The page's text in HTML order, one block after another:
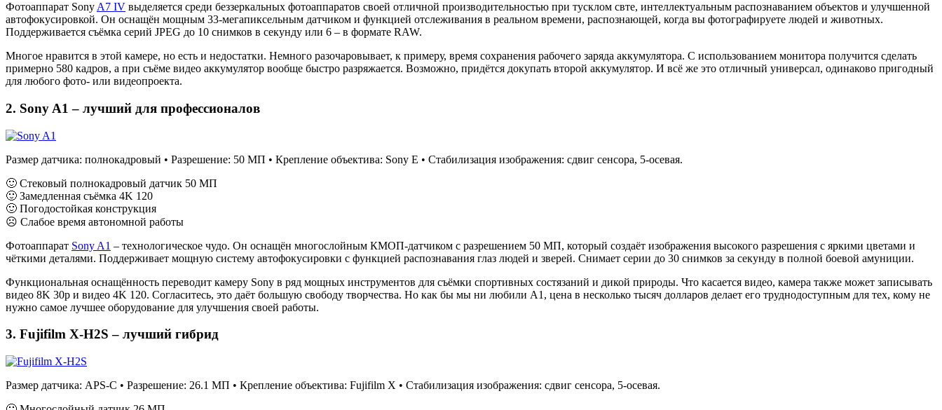
Фотоаппарат Sony A7 IV выделяется среди беззеркальных фотоаппаратов своей отличной производительностью при тусклом свте, интеллектуальным распознаванием объектов и улучшенной
автофокусировкой. Он оснащён мощным 33-мегапиксельным датчиком и функцией отслеживания в реальном времени, распознающей, когда вы фотографируете людей и животных.
Поддерживается съёмка серий JPEG до 10 снимков в секунду или 6 – в формате RAW.
Многое нравится в этой камере, но есть и недостатки. Немного разочаровывает, к примеру, время сохранения рабочего заряда аккумулятора. С использованием монитора получится сделать
примерно 580 кадров, а при съёме видео аккумулятор вообще быстро разряжается. Возможно, придётся докупать второй аккумулятор. И всё же это отличный универсал, одинаково пригодный
для любого фото- или видеопроекта.
2. Sony A1 – лучший для профессионалов
Размер датчика: полнокадровый • Разрешение: 50 МП • Крепление объектива: Sony E • Стабилизация изображения: сдвиг сенсора, 5-осевая.
🙂 Стековый полнокадровый датчик 50 МП
🙂 Замедленная съёмка 4K 120
🙂 Погодостойкая конструкция
☹ Слабое время автономной работы
Фотоаппарат Sony A1 – технологическое чудо. Он оснащён многослойным КМОП-датчиком с разрешением 50 МП, который создаёт изображения высокого разрешения с яркими цветами и
чёткими деталями. Поддерживает мощную систему автофокусировки с функцией распознавания глаз людей и зверей. Снимает серии до 30 снимков за секунду в полной боевой амуниции.
Функциональная оснащённость переводит камеру Sony в ряд мощных инструментов для съёмки спортивных состязаний и дикой природы. Что касается видео, камера также может записывать
видео 8K 30p и видео 4K 120. Согласитесь, это даёт большую свободу творчества. Но как бы мы ни любили A1, цена в несколько тысяч долларов делает его труднодоступным для тех, кому не
нужно самое лучшее оборудование для улучшения своей работы.
3. Fujifilm X-H2S – лучший гибрид
Размер датчика: APS-C • Разрешение: 26.1 МП • Крепление объектива: Fujifilm X • Стабилизация изображения: сдвиг сенсора, 5-осевая.